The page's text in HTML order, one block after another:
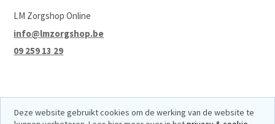
LM Zorgshop Online
info@lmzorgshop.be
09 259 13 29
Deze website gebruikt cookies om de werking van de website te